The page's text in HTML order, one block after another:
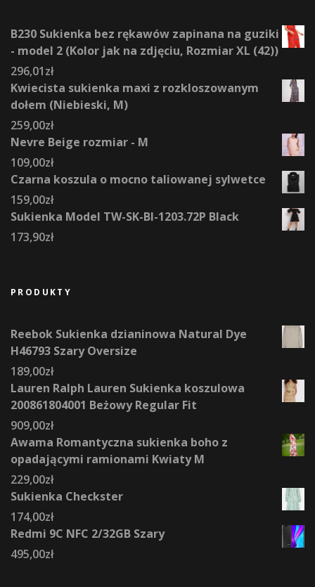
B230 Sukienka bez rękawów zapinana na guziki
- model 2 (Kolor jak na zdjęciu, Rozmiar XL (42))
296,01zł
Kwiecista sukienka maxi z rozkloszowanym
dołem (Niebieski, M)
259,00zł
Nevre Beige rozmiar - M
109,00zł
Czarna koszula o mocno taliowanej sylwetce
159,00zł
Sukienka Model TW-SK-BI-1203.72P Black
173,90zł
PRODUKTY
Reebok Sukienka dzianinowa Natural Dye
H46793 Szary Oversize
189,00zł
Lauren Ralph Lauren Sukienka koszulowa
200861804001 Beżowy Regular Fit
909,00zł
Awama Romantyczna sukienka boho z
opadającymi ramionami Kwiaty M
229,00zł
Sukienka Checkster
174,00zł
Redmi 9C NFC 2/32GB Szary
495,00zł